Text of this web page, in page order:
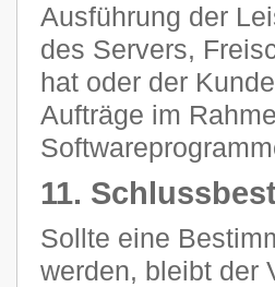
Ausführung der
des Servers,
hat oder der
Aufträge im
11.
Sollte eine
werden, bleibt der